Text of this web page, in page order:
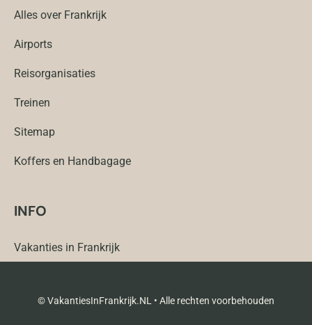
Alles over Frankrijk
Airports
Reisorganisaties
Treinen
Sitemap
Koffers en Handbagage
INFO
Vakanties in Frankrijk
© VakantiesInFrankrijk.NL • Alle rechten voorbehouden